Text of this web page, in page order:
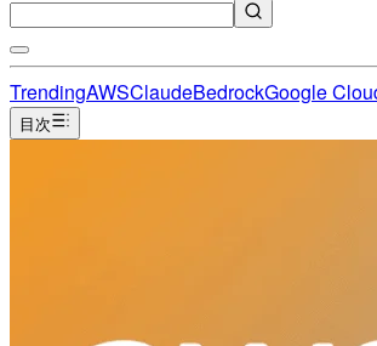
TrendingAWSClaudeBedrockGoogle
目次